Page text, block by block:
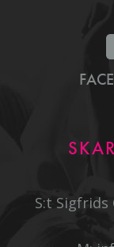
S:t Sigfrids